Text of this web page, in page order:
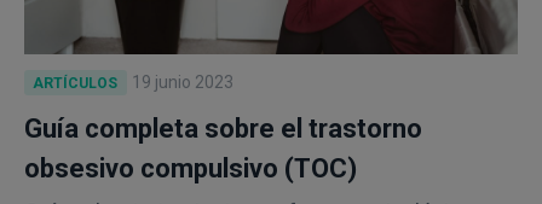
ARTÍCULOS 19 junio 2023
Guía completa sobre el trastorno
obsesivo compulsivo (TOC)